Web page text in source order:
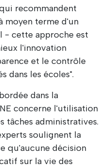
recommandent
moyen terme d'un
- cette approche est
l'innovation
et le contrôle
dans les écoles".
dans la
concerne l'utilisation
tâches administratives.
soulignent la
qu'aucune décision
sur la vie des